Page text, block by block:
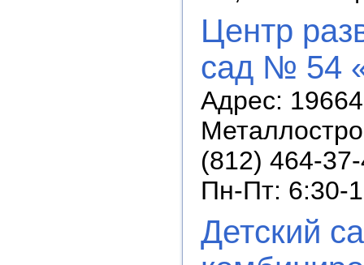
Центр
сад № 54
Адрес:
(812) 464-
Пн-Пт: 6:30-
Детский